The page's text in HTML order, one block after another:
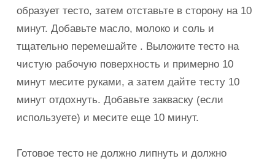
образует тесто, затем отставьте в сторону на 10
минут. Добавьте масло, молоко и соль и
тщательно перемешайте . Выложите тесто на
чистую рабочую поверхность и примерно 10
минут месите руками, а затем дайте тесту 10
минут отдохнуть. Добавьте закваску (если
используете) и месите еще 10 минут.
Готовое тесто не должно липнуть и должно